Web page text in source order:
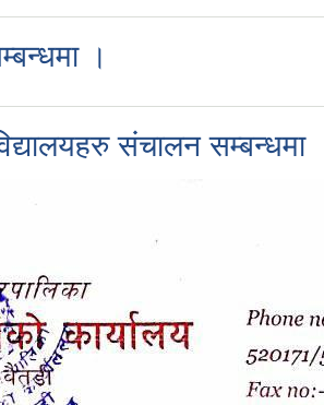
।
संचालन सम्बन्धमा